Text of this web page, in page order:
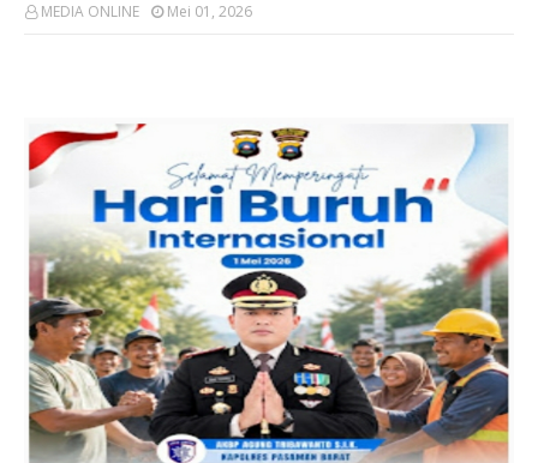
MEDIA ONLINE Mei 01, 2026